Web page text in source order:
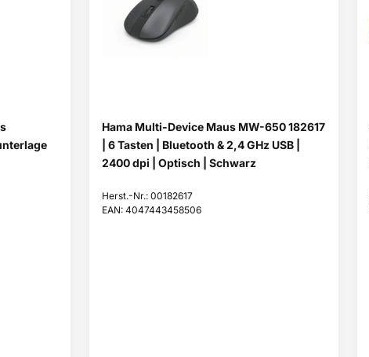
Hama Multi-Device Maus MW-650 182617
| 6 Tasten | Bluetooth & 2,4 GHz USB |
2400 dpi | Optisch | Schwarz
Herst.-Nr.: 00182617
EAN: 4047443458506